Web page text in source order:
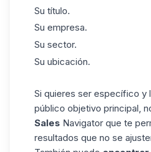
Su título.
Su empresa.
Su sector.
Su ubicación.
Si quieres ser específico y
público objetivo principal,
Sales Navigator que te
resultados que no se